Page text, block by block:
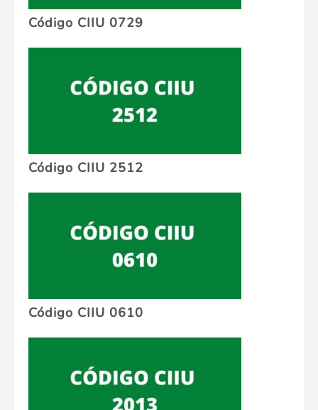
Código CIIU 0729
Código CIIU 2512
Código CIIU 0610